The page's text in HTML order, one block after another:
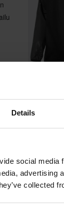
Details
social
advertising
collected